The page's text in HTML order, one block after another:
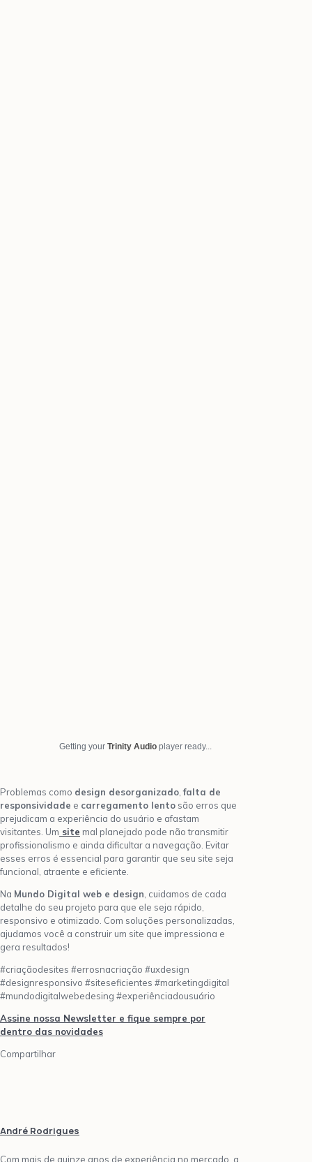
Getting your Trinity Audio player ready...
Problemas como design desorganizado ,falta de
responsividade e carregamento lento são erros que
prejudicam a experiência do usuário e afastam
visitantes. Um site mal planejado pode não transmitir
profissionalismo e ainda dificultar a navegação. Evitar
esses erros é essencial para garantir que seu site seja
funcional, atraente e eficiente.
Na Mundo Digital web e design , cuidamos de cada
detalhe do seu projeto para que ele seja rápido,
responsivo e otimizado. Com soluções personalizadas,
ajudamos você a construir um site que impressiona e
gera resultados!
#criaçãodesites #errosnacriação #uxdesign
#designresponsivo #siteseficientes #marketingdigital
#mundodigitalwebedesing #experiênciadousuário
Assine nossa Newsletter e fique sempre por
dentro das novidades
Compartilhar
André Rodrigues
Com mais de quinze anos de experiência no mercado, a